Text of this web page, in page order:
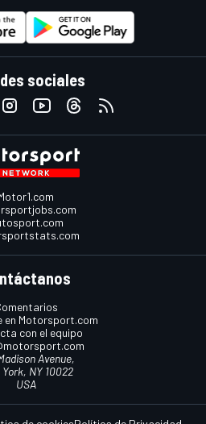
sociales
en Motorsport.com
con el equipo
Avenue,
York, NY 10022
USA